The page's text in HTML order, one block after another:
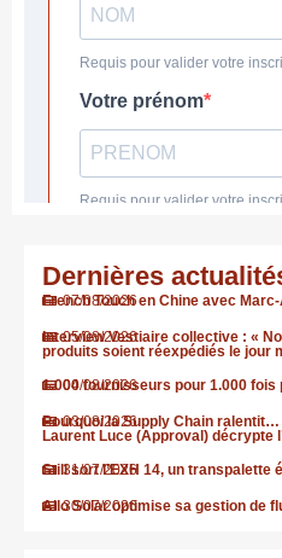
Dernières
07/08/2026
French Touch en Chine avec
05/08/2026
Interview Vestiaire collective : «
produits soient réexpédiés le jour
04/08/2026
1.000 fournisseurs pour 1.000 fois
03/08/2026
Pourquoi la Supply Chain
Laurent Luce (Approval) décrypte
31/07/2026
Still sort l’EXH 14, un
30/07/2026
Allo Solar optimise sa gestion de